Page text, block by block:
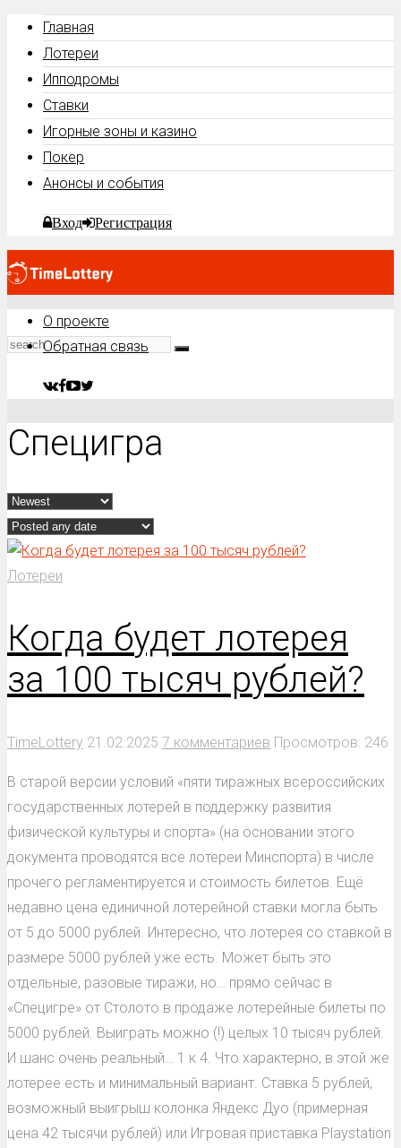
Главная
Лотереи
Ипподромы
Ставки
Игорные зоны и казино
Покер
Анонсы и события
Вход Регистрация
О проекте
Обратная связь
Специгра
Лотереи
Когда будет лотерея
за 100 тысяч рублей?
TimeLottery 21.02.2025 7 комментариев Просмотров: 246
В старой версии условий «пяти тиражных всероссийских
государственных лотерей в поддержку развития
физической культуры и спорта» (на основании этого
документа проводятся все лотереи Минспорта) в числе
прочего регламентируется и стоимость билетов. Ещё
недавно цена единичной лотерейной ставки могла быть
от 5 до 5000 рублей. Интересно, что лотерея со ставкой в
размере 5000 рублей уже есть. Может быть это
отдельные, разовые тиражи, но… прямо сейчас в
«Специгре» от Столото в продаже лотерейные билеты по
5000 рублей. Выиграть можно (!) целых 10 тысяч рублей.
И шанс очень реальный… 1 к 4. Что характерно, в этой же
лотерее есть и минимальный вариант. Ставка 5 рублей,
возможный выигрыш колонка Яндекс Дуо (примерная
цена 42 тысячи рублей) или Игровая приставка Playstation